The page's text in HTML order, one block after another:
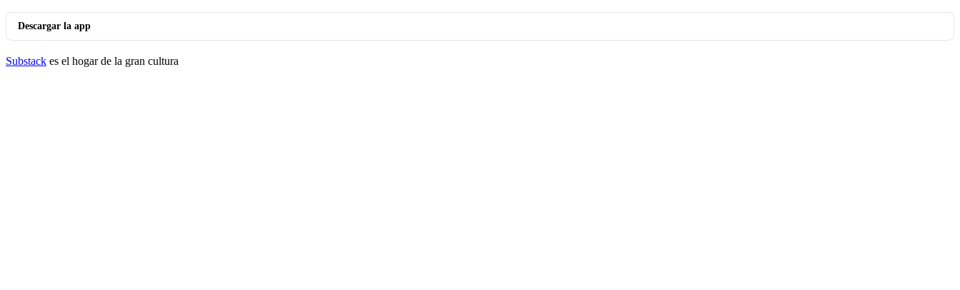
Descargar la app
Substack es el hogar de la gran cultura